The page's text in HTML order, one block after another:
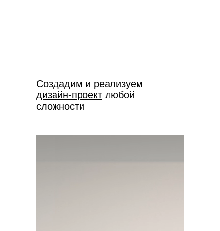
Создадим и реализуем
дизайн-проект любой
сложности